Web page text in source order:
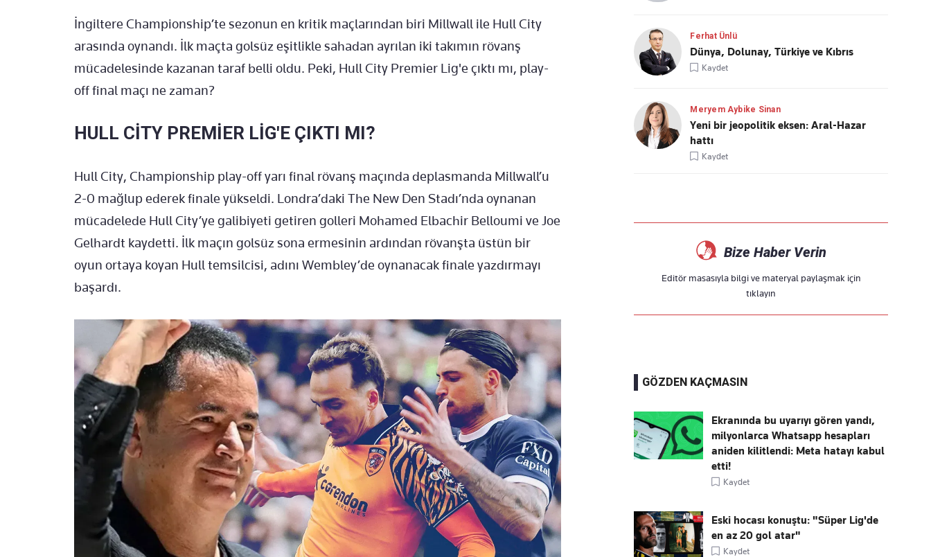
İngiltere Championship’te sezonun en kritik maçlarından biri Millwall ile Hull City
arasında oynandı. İlk maçta golsüz eşitlikle sahadan ayrılan iki takımın rövanş
mücadelesinde kazanan taraf belli oldu. Peki, Hull City Premier Lig'e çıktı mı, play-
off final maçı ne zaman?
HULL CİTY PREMİER LİG'E ÇIKTI MI?
Hull City, Championship play-off yarı final rövanş maçında deplasmanda Millwall’u
2-0 mağlup ederek finale yükseldi. Londra’daki The New Den Stadı’nda oynanan
mücadelede Hull City’ye galibiyeti getiren golleri Mohamed Elbachir Belloumi ve Joe
Gelhardt kaydetti. İlk maçın golsüz sona ermesinin ardından rövanşta üstün bir
oyun ortaya koyan Hull temsilcisi, adını Wembley’de oynanacak finale yazdırmayı
başardı.
Ferhat Ünlü
Dünya, Dolunay, Türkiye ve Kıbrıs
Kaydet
Meryem Aybike Sinan
Yeni bir jeopolitik eksen: Aral-Hazar
hattı
Kaydet
Bize Haber Verin
Editör masasıyla bilgi ve materyal paylaşmak için
tıklayın
GÖZDEN KAÇMASIN
Ekranında bu uyarıyı gören yandı,
milyonlarca Whatsapp hesapları
aniden kilitlendi: Meta hatayı kabul
etti!
Kaydet
Eski hocası konuştu: "Süper Lig'de
en az 20 gol atar"
Kaydet